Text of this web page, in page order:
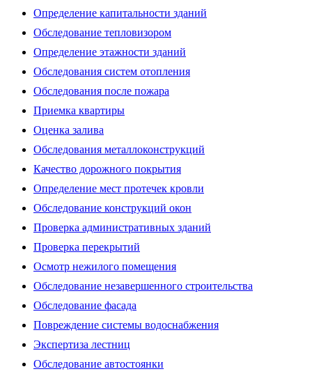
Определение капитальности зданий
Обследование тепловизором
Определение этажности зданий
Обследования систем отопления
Обследования после пожара
Приемка квартиры
Оценка залива
Обследования металлоконструкций
Качество дорожного покрытия
Определение мест протечек кровли
Обследование конструкций окон
Проверка административных зданий
Проверка перекрытий
Осмотр нежилого помещения
Обследование незавершенного строительства
Обследование фасада
Повреждение системы водоснабжения
Экспертиза лестниц
Обследование автостоянки